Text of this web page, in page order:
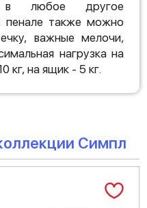
в любое другое
пенале также можно
важные мелочи,
нагрузка на
кг, на ящик - 5 кг.
Симпл